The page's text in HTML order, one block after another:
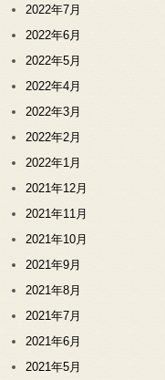
2022年7月
2022年6月
2022年5月
2022年4月
2022年3月
2022年2月
2022年1月
2021年12月
2021年11月
2021年10月
2021年9月
2021年8月
2021年7月
2021年6月
2021年5月